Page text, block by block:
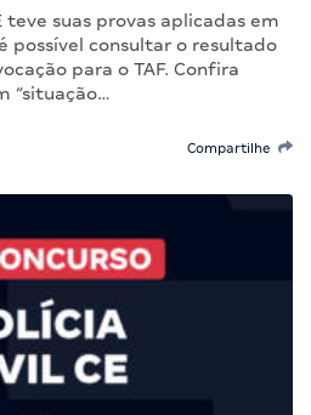
teve suas provas aplicadas em
possível consultar o resultado
para o TAF. Confira
“situação…
Compartilhe